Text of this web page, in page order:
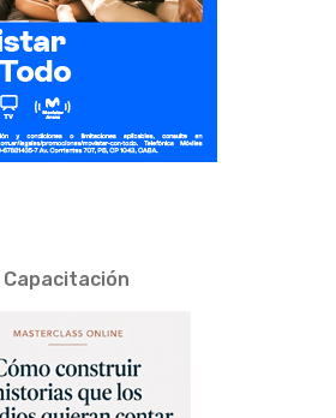
Capacitación